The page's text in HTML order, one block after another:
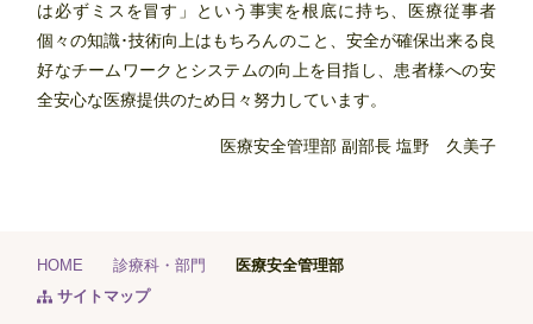
は必ずミスを冒す」という事実を根底に持ち、医療従事者
個々の知識･技術向上はもちろんのこと、安全が確保出来る良
好なチームワークとシステムの向上を目指し、患者様への安
全安心な医療提供のため日々努力しています。
医療安全管理部 副部長 塩野 久美子
HOME 診療科・部門
医療安全管理部
サイトマップ